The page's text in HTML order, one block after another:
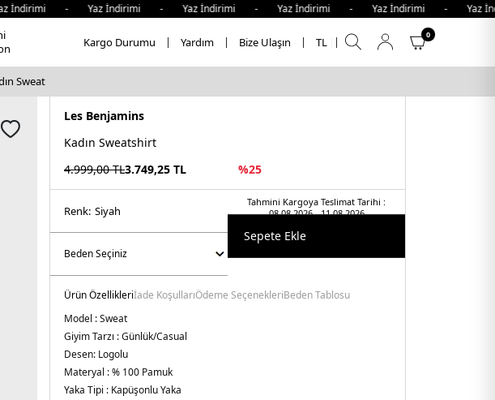
- Yaz İndirimi - Yaz İndirimi - Yaz İndirimi - Yaz İndirimi - Yaz
Kargo Durumu Yardım Bize Ulaşın TL
0
Sweat
Les Benjamins
Kadın Sweatshirt
4.999,00TL3.749,25 TL %25
Tahmini Kargoya Teslimat Tarihi :
08.08.2026 - 11.08.2026
Renk: si̇yah
Sepete Ekle
Ürün Özellikleriİade KoşullarıÖdeme SeçenekleriBeden Tablosu
Model :Sweat
Giyim Tarzı :Günlük/Casual
Desen: Logolu
Materyal :% 100 Pamuk
Yaka Tipi : Kapüşonlu Yaka